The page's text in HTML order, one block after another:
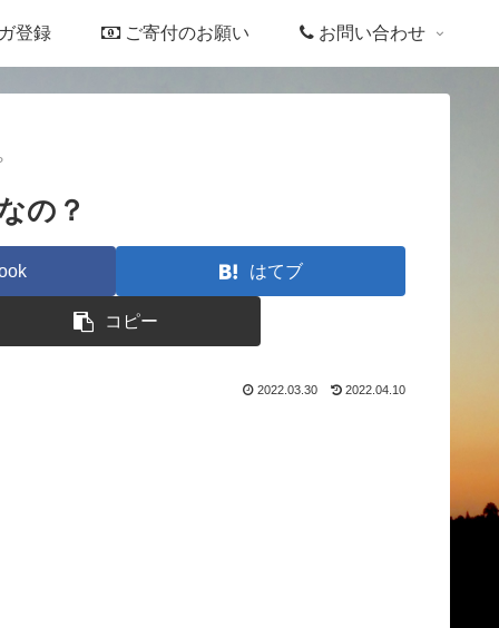
登録 ご寄付のお願い お問い合わせ
の？
はてブ
コピー
2022.03.30 2022.04.10